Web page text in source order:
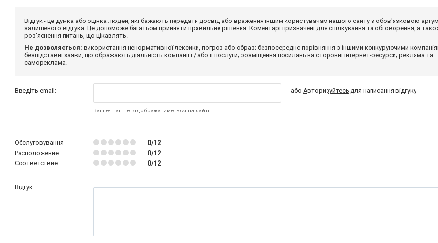
Відгук - це думка або оцінка людей, які бажають передати досвід або враження іншим користувачам нашого сайту з обов'язковою
залишеного відгука. Це допоможе багатьом прийняти правильне рішення. Коментарі призначені для спілкування та обговорення, а
роз'яснення питань, що цікавлять.
Не дозволяється: використання ненормативної лексики, погроз або образ; безпосереднє порівняння з іншими конкуруючими
безпідставні заяви, що ображають діяльність компанії і / або її послуги; розміщення посилань на сторонні інтернет-ресурси; реклама та
самореклама.
Введіть email:
Ваш e-mail не відображатиметься на сайті
або Авторизуйтесь для написання відгуку
Обслуговування 0/12
Расположение 0/12
Соответствие 0/12
Відгук: